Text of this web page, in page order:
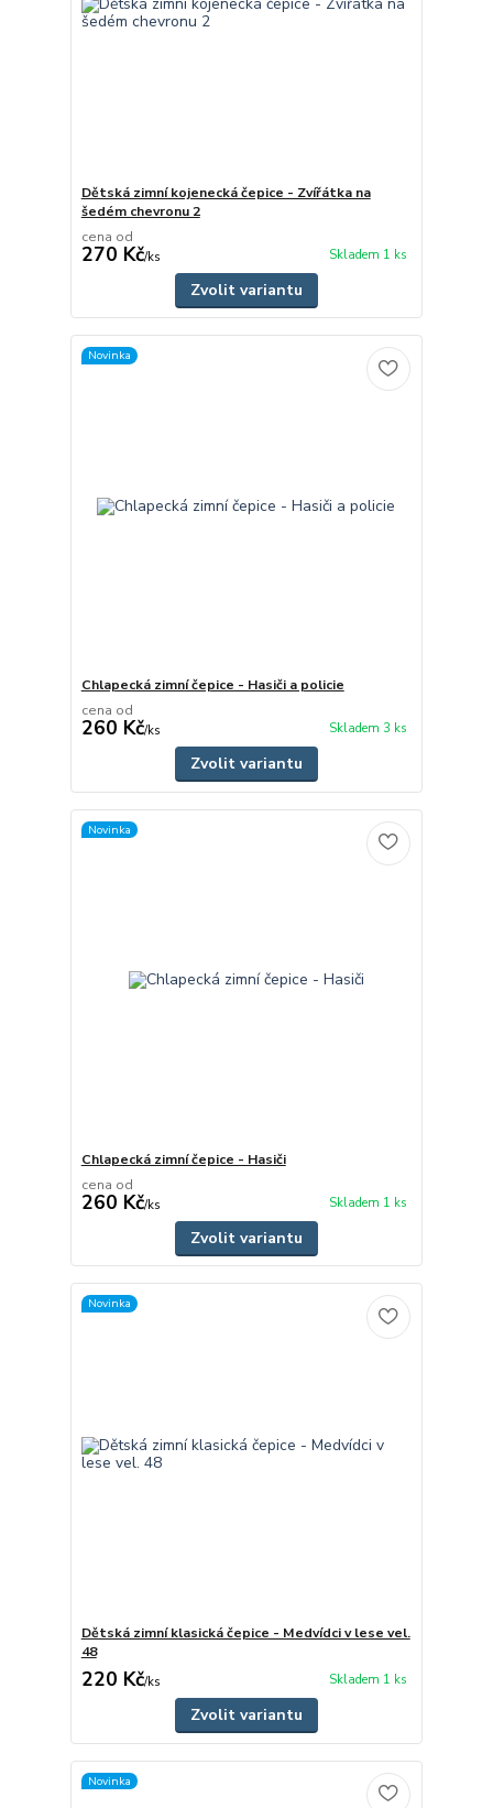
Dětská zimní kojenecká čepice - Zvířátka na
šedém chevronu 2
cena od
270 Kč/ks Skladem 1 ks
Zvolit variantu
Novinka
Chlapecká zimní čepice - Hasiči a policie
cena od
260 Kč/ks Skladem 3 ks
Zvolit variantu
Novinka
Chlapecká zimní čepice - Hasiči
cena od
260 Kč/ks Skladem 1 ks
Zvolit variantu
Novinka
Dětská zimní klasická čepice - Medvídci v lese vel.
48
220 Kč/ks Skladem 1 ks
Zvolit variantu
Novinka